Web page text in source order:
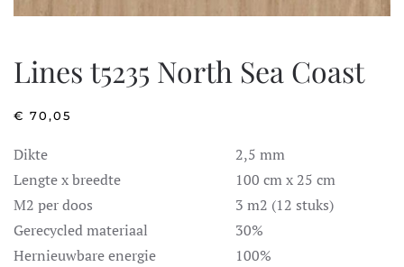
Lines t5235 North Sea Coast
€ 70,05
Dikte
2,5 mm
Lengte x breedte
100 cm x 25 cm
M2 per doos
3 m2 (12 stuks)
Gerecycled materiaal
30%
Hernieuwbare energie
100%